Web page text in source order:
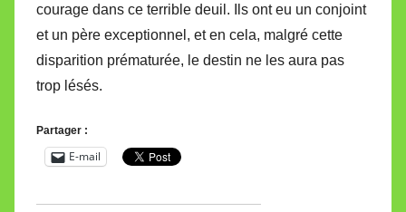
courage dans ce terrible deuil. Ils ont eu un conjoint
et un père exceptionnel, et en cela, malgré cette
disparition prématurée, le destin ne les aura pas
trop lésés.
Partager :
E-mail